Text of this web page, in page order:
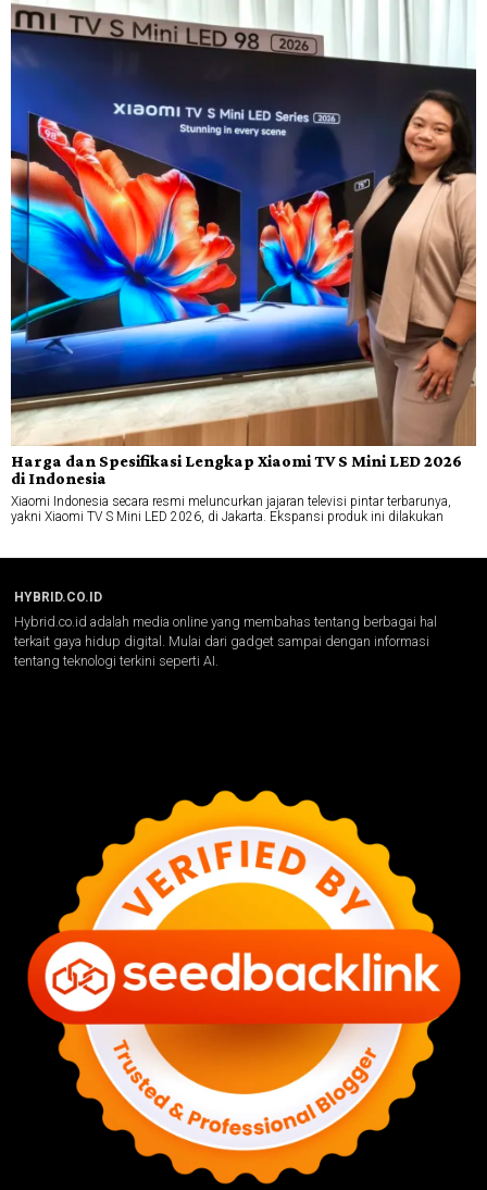
Harga dan Spesifikasi Lengkap Xiaomi TV S Mini LED 2026
di Indonesia
Xiaomi Indonesia secara resmi meluncurkan jajaran televisi pintar terbarunya,
yakni Xiaomi TV S Mini LED 2026, di Jakarta. Ekspansi produk ini dilakukan
HYBRID.CO.ID
Hybrid.co.id adalah media online yang membahas tentang berbagai hal
terkait gaya hidup digital. Mulai dari gadget sampai dengan informasi
tentang teknologi terkini seperti AI.